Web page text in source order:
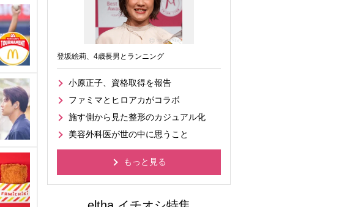
登坂絵莉、4歳長男とランニング
小原正子、資格取得を報告
ファミマとヒロアカがコラボ
施す側から見た整形のカジュアル化
美容外科医が世の中に思うこと
もっと見る